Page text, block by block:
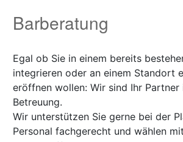
Barberatung
Egal ob Sie in einem bereits
integrieren oder an einem Standort
eröffnen wollen: Wir sind Ihr
Betreuung.
Wir unterstützen Sie gerne bei der
Personal fachgerecht und wählen